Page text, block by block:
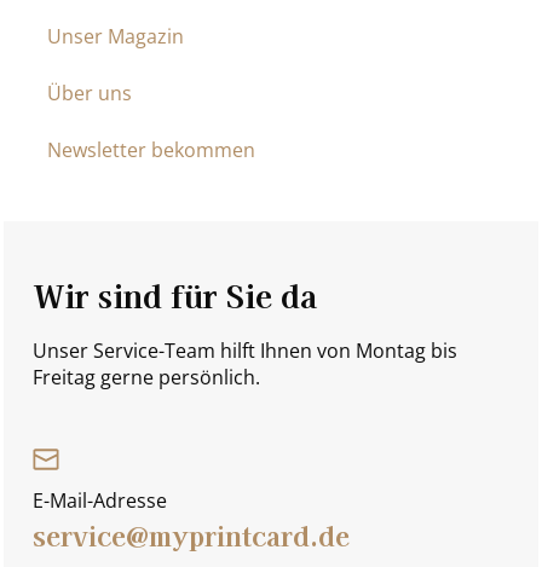
Unser Magazin
Über uns
Newsletter bekommen
Wir sind für Sie da
Unser Service-Team hilft Ihnen von Montag bis
Freitag gerne persönlich.
E-Mail-Adresse
service@myprintcard.de